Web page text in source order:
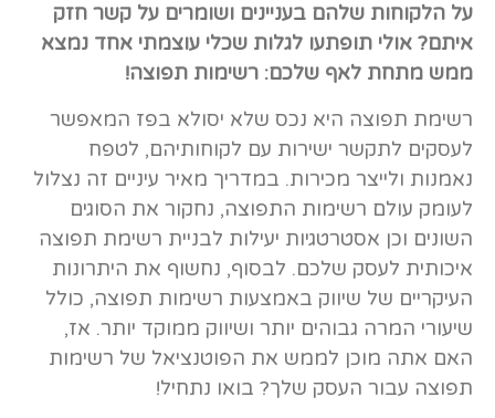
על הלקוחות שלהם בעניינים ושומרים על קשר חזק
איתם? אולי תופתעו לגלות שכלי עוצמתי אחד נמצא
ממש מתחת לאף שלכם: רשימות תפוצה!
רשימת תפוצה היא נכס שלא יסולא בפז המאפשר
לעסקים לתקשר ישירות עם לקוחותיהם, לטפח
נאמנות ולייצר מכירות. במדריך מאיר עיניים זה נצלול
לעומק עולם רשימות התפוצה, נחקור את הסוגים
השונים וכן אסטרטגיות יעילות לבניית רשימת תפוצה
איכותית לעסק שלכם. לבסוף, נחשוף את היתרונות
העיקריים של שיווק באמצעות רשימות תפוצה, כולל
שיעורי המרה גבוהים יותר ושיווק ממוקד יותר. אז,
האם אתה מוכן לממש את הפוטנציאל של רשימות
תפוצה עבור העסק שלך? בואו נתחיל!